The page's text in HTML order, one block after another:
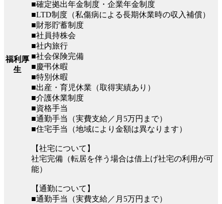
福利厚
生
■確定拠出年金制度・企業年金制度
■LTD制度（私傷病による長期休業時の収入補償）
■財形貯蓄制度
■社員持株会
■社内旅行
■社会保険完備
■慶弔休暇
■特別休暇
■出産・育児休業（取得実績あり）
■介護休業制度
■資格手当
■通勤手当（実費支給／月5万円まで）
■住宅手当（地域により金額は異なります）
【社宅について】
社宅完備（転居を伴う場合は借上げ社宅の利用が可
能）
【通勤について】
■通勤手当（実費支給／月5万円まで）